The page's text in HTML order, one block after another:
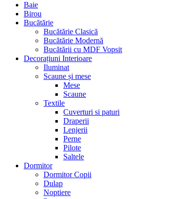
Baie
Birou
Bucătărie
Bucătărie Clasică
Bucătărie Modernă
Bucătării cu MDF Vopsit
Decorațiuni Interioare
Iluminat
Scaune și mese
Mese
Scaune
Textile
Cuverturi si paturi
Draperii
Lenjerii
Perne
Pilote
Saltele
Dormitor
Dormitor Copii
Dulap
Noptiere